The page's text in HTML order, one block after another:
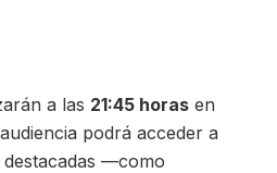
a las 21:45 horas en
podrá acceder a
—como